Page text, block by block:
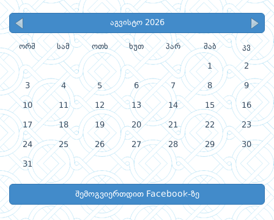
აგვისტო 2026
ორშ სამ ოთხ ხუთ პარ შაბ კვ
1 2
3 4 5 6 7 8 9
10 11 12 13 14 15 16
17 18 19 20 21 22 23
24 25 26 27 28 29 30
31
შემოგვიერთდით Facebook-ზე